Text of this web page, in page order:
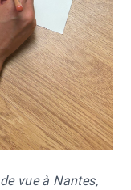
vue à Nantes,